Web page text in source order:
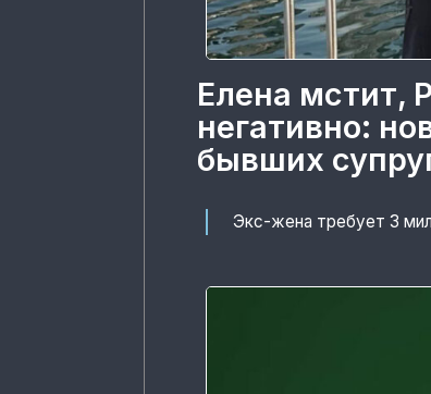
Елена мстит,
негативно:
бывших
Экс-жена требует 3